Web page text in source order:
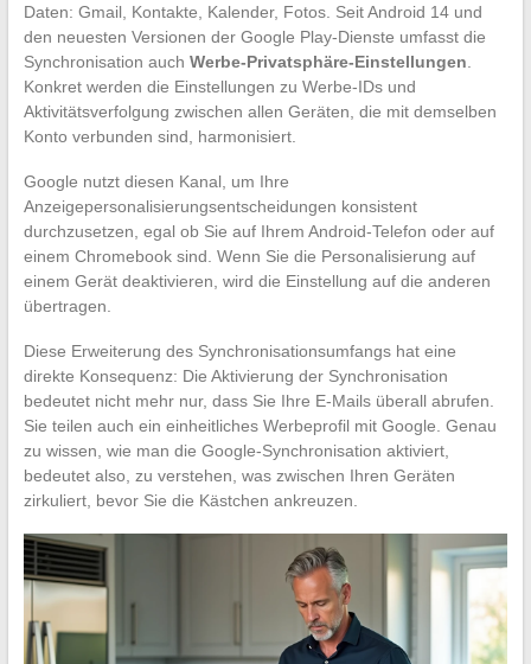
Daten: Gmail, Kontakte, Kalender, Fotos. Seit Android 14 und
den neuesten Versionen der Google Play-Dienste umfasst die
Synchronisation auch Werbe-Privatsphäre-Einstellungen
Konkret werden die Einstellungen zu Werbe-IDs und
Aktivitätsverfolgung zwischen allen Geräten, die mit demselben
Konto verbunden sind, harmonisiert.
Google nutzt diesen Kanal, um Ihre
Anzeigepersonalisierungsentscheidungen konsistent
durchzusetzen, egal ob Sie auf Ihrem Android-Telefon oder auf
einem Chromebook sind. Wenn Sie die Personalisierung auf
einem Gerät deaktivieren, wird die Einstellung auf die anderen
übertragen.
Diese Erweiterung des Synchronisationsumfangs hat eine
direkte Konsequenz: Die Aktivierung der Synchronisation
bedeutet nicht mehr nur, dass Sie Ihre E-Mails überall abrufen.
Sie teilen auch ein einheitliches Werbeprofil mit Google. Genau
zu wissen, wie man die Google-Synchronisation aktiviert,
bedeutet also, zu verstehen, was zwischen Ihren Geräten
zirkuliert, bevor Sie die Kästchen ankreuzen.